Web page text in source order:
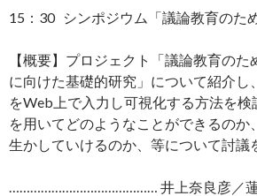
15：30 シンポジウム「議論教育のた
【概要】プロジェクト「議論教育の
に向けた基礎的研究」について紹介し
をWeb上で入力し可視化する方法を検
を用いてどのようなことができるのか
生かしていけるのか、等について討議
…………………………………… 井上奈良彦／蓮